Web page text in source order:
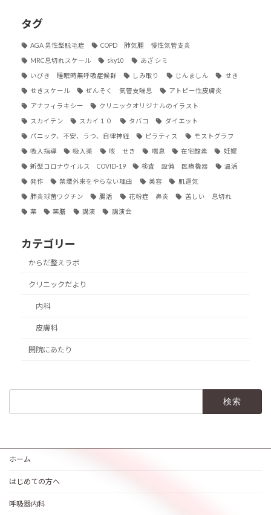
タグ
AGA 男性型脱毛症 COPD 肺気腫 慢性気管支炎
MRC息切れスケール sky10 あざ シミ
いびき 睡眠時無呼吸症候群 しみ取り じんましん せき
せきスケール ぜんそく 気管支喘息 アトピー性皮膚炎
アナフィラキシー クリニックオリジナルのイラスト
スカイテン スカイ１０ タバコ ダイエット
パニック、不安、うつ、自律神経 ピラティス モストグラフ
吸入指導 吸入薬 咳 せき 喘息 在宅酸素 妊娠
新型コロナウイルス COVID-19 検査 設備 医療機器 温活
発作 禁煙外来をやらない理由 美容 肌運気
肺炎球菌ワクチン 腸活 花粉症 鼻炎 苦しい 息切れ
薬 薬膳 講演 講演会
カテゴリー
からだ整えラボ
クリニックだより
内科
皮膚科
開院にあたり
ホーム
はじめての方へ
呼吸器内科